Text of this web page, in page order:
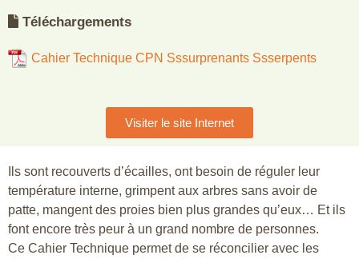
Ils sont recouverts d’écailles, ont besoin de réguler leur
température interne, grimpent aux arbres sans avoir de
patte, mangent des proies bien plus grandes qu’eux… Et ils
font encore très peur à un grand nombre de personnes.
Ce Cahier Technique permet de se réconcilier avec les
Téléchargements
Cahier Technique CPN Sssurprenants Ssserpents
Visiter le site Internet